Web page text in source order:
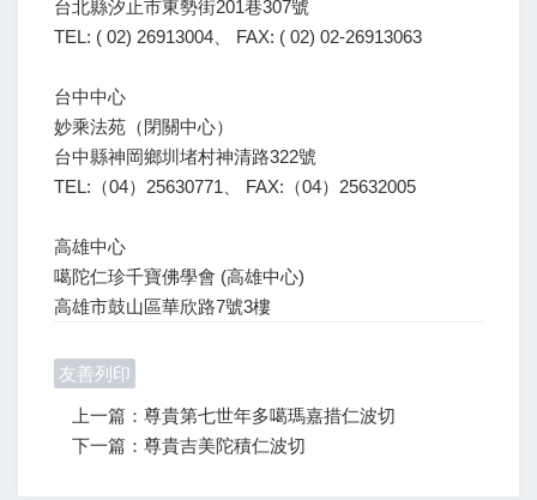
台北縣汐止市東勢街201巷307號
TEL: ( 02) 26913004、 FAX: ( 02) 02-26913063
台中中心
妙乘法苑（閉關中心）
台中縣神岡鄉圳堵村神清路322號
TEL:（04）25630771、 FAX:（04）25632005
高雄中心
噶陀仁珍千寶佛學會 (高雄中心)
高雄市鼓山區華欣路7號3樓
友善列印
上一篇：尊貴第七世年多噶瑪嘉措仁波切
下一篇：尊貴吉美陀積仁波切